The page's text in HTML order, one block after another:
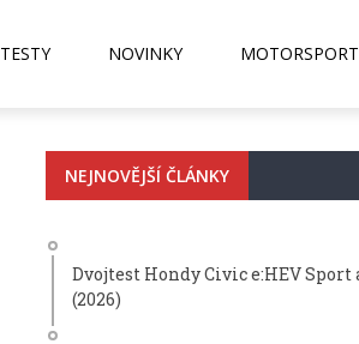
TESTY NOVINKY MOTORSPORT
NEJNOVĚJŠÍ ČLÁNKY
Dvojtest Hondy Civic e:HEV Sport
(2026)